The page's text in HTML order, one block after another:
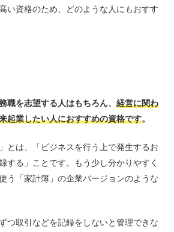
い資格のため、どのような人にもおすす
職を志望する人はもちろん、 経営に関わ
起業したい人におすすめの資格です。
とは、「ビジネスを行う上で発生するお
する」ことです。もう少し分かりやすく
う「家計簿」の企業バージョンのような
つ取引などを記録をしないと管理できな